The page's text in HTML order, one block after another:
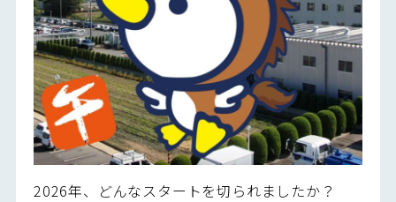
2026年、どんなスタートを切られましたか？